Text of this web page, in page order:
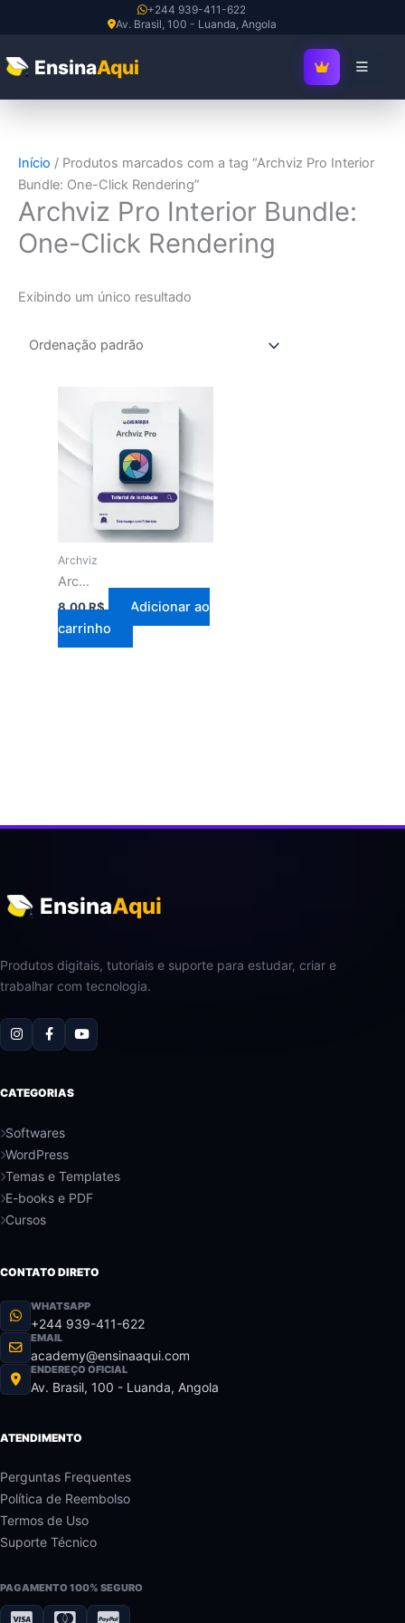
+244 939-411-622
Av. Brasil, 100 - Luanda, Angola
EnsinaAqui SEJA MEMBRO
o
conteúdo
Início / Produtos marcados com a tag “Archviz Pro Interior
Bundle: One-Click Rendering”
Archviz Pro Interior Bundle:
One-Click Rendering
Exibindo um único resultado
Archviz
Archviz Pro — Visualização Arquitetônica + Recursos Profissionais
8,00R$
Adicionar ao
carrinho
EnsinaAqui
Produtos digitais, tutoriais e suporte para estudar, criar e
trabalhar com tecnologia.
CATEGORIAS
Softwares
WordPress
Temas e Templates
E-books e PDF
Cursos
CONTATO DIRETO
WHATSAPP
+244 939-411-622
EMAIL
academy@ensinaaqui.com
ENDEREÇO OFICIAL
Av. Brasil, 100 - Luanda, Angola
ATENDIMENTO
Perguntas Frequentes
Política de Reembolso
Termos de Uso
Suporte Técnico
PAGAMENTO 100% SEGURO